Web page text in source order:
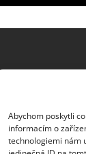
Abychom poskytli
informacím o
technologiemi nám